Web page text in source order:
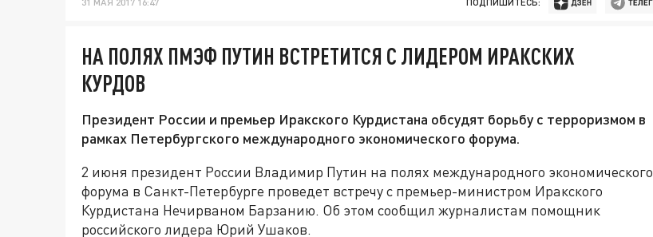
НА ПОЛЯХ ПМЭФ ПУТИН ВСТРЕТИТСЯ С ЛИДЕРОМ ИРАКСКИХ
КУРДОВ
Президент России и премьер Иракского Курдистана обсудят борьбу с терроризмом в
рамках Петербургского международного экономического форума.
2 июня президент России Владимир Путин на полях международного экономического
форума в Санкт-Петербурге проведет встречу с премьер-министром Иракского
Курдистана Нечирваном Барзанию. Об этом сообщил журналистам помощник
российского лидера Юрий Ушаков.